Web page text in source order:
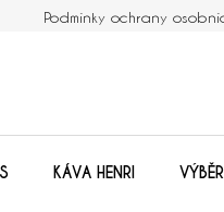
Podmínky ochrany
KÁVA HENRI